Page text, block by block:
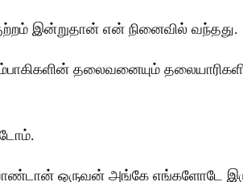
இன்றுதான் என் நினைவில் வந்தது.
தலைவனையும்
ஒருவன் அங்கே